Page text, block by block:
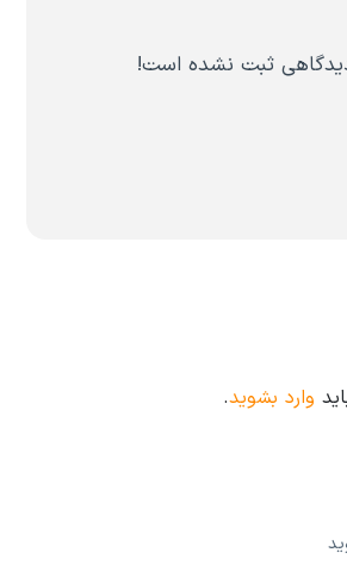
ثبت نشده است!
وارد بشوید.